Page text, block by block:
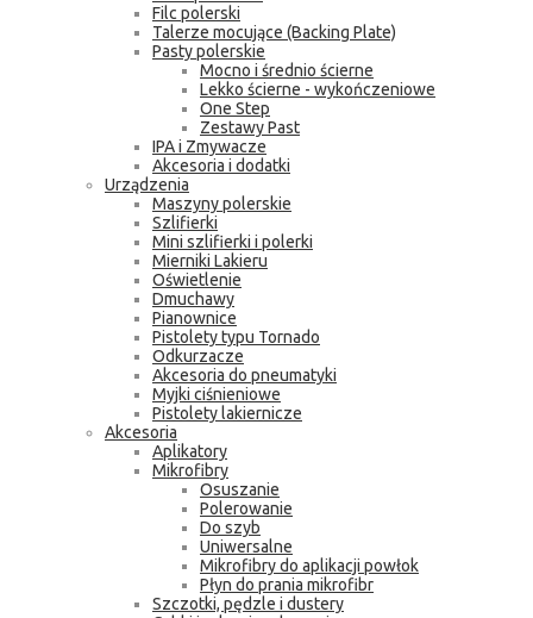
Filc polerski
Talerze mocujące (Backing Plate)
Pasty polerskie
Mocno i średnio ścierne
Lekko ścierne - wykończeniowe
One Step
Zestawy Past
IPA i Zmywacze
Akcesoria i dodatki
Urządzenia
Maszyny polerskie
Szlifierki
Mini szlifierki i polerki
Mierniki Lakieru
Oświetlenie
Dmuchawy
Pianownice
Pistolety typu Tornado
Odkurzacze
Akcesoria do pneumatyki
Myjki ciśnieniowe
Pistolety lakiernicze
Akcesoria
Aplikatory
Mikrofibry
Osuszanie
Polerowanie
Do szyb
Uniwersalne
Mikrofibry do aplikacji powłok
Płyn do prania mikrofibr
Szczotki, pędzle i dustery